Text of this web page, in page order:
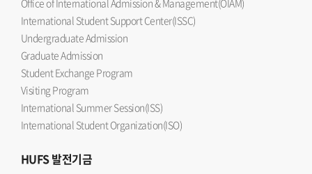
Office of International Admission & Management(OIAM)
International Student Support Center(ISSC)
Undergraduate Admission
Graduate Admission
Student Exchange Program
Visiting Program
International Summer Session(ISS)
International Student Organization(ISO)
HUFS발전기금